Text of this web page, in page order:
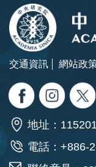
交通資訊 網站政
地址：
電話：+886-